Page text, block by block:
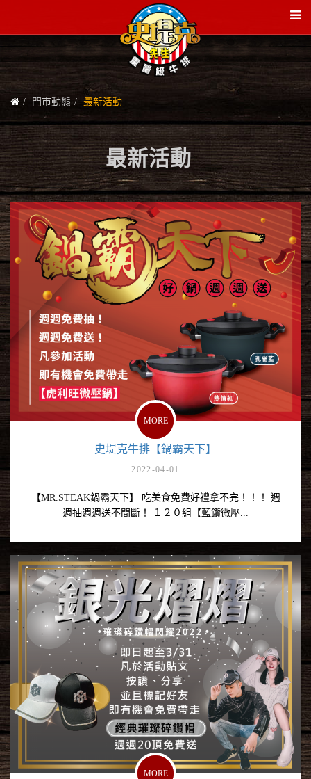
門市動態 最新活動
最新活動
史堤克牛排【鍋霸天下】
2022-04-01
【MR.STEAK鍋霸天下】 吃美食免費好禮拿不完！！！ 週
週抽週週送不間斷！ １２０組【藍鑽微壓...
MORE
MORE